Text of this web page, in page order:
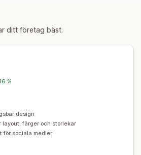
ditt företag bäst.
%
design
layout, färger och storlekar
för sociala medier